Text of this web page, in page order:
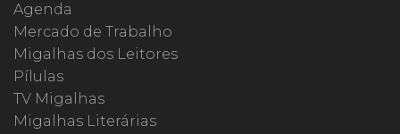
Agenda
Mercado de Trabalho
Migalhas dos Leitores
Pílulas
TV Migalhas
Migalhas Literárias